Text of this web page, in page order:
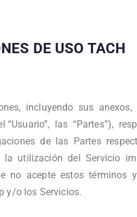
DE USO TACH
incluyendo sus
“Usuario”, las “Partes”),
de las Partes
la utilización del Servicio
no acepte estos
y/o los Servicios.